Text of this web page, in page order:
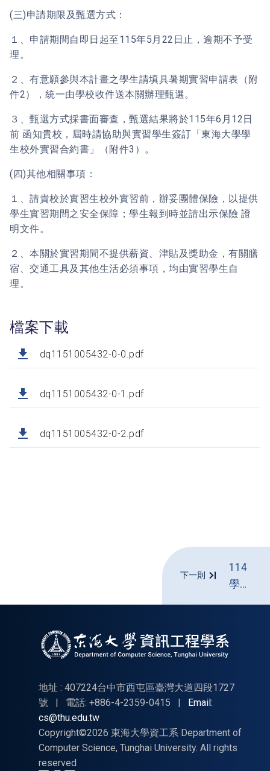
(三)申請期限及甄選方式：
１、申請期間自即日起至115年5月22日止，逾期不予受
理。
２、有意願參與本計畫之學生請填具暑期實習申請表（附
件2），統一由學校收件送本關辦理甄選。
３、甄選方式採書面審查，甄選結果將於115年6月12日
前 函知貴校，屆時請協助與實習學生簽訂「東海大學學
生校外實習合約書」（附件3）。
(四)其他相關事項：
１、請貴校於實習生校外實習前，辦妥團體保險，以提供
學生實習期間之安全保障；學生報到時並請出示保險 證
明文件。
２、本關於實習期間不提供薪資、津貼及獎助金，有關膳
宿、交通工具及其他生活必須事項，均由實習學生自
理。
檔案下載
dq1151005432-0-0.pdf
dq1151005432-0-1.pdf
dq1151005432-0-2.pdf
下一則
114
學年
聯合
時程
及注
地址 : 407224台中市西屯區臺灣大道四段1727
號
| 電話: +886-4-2359-0415 |
Email:
cs@thu.edu.tw
Copyright©2026 東海大學資工系 Department of
Computer Science, Tunghai University. All rights
reserved